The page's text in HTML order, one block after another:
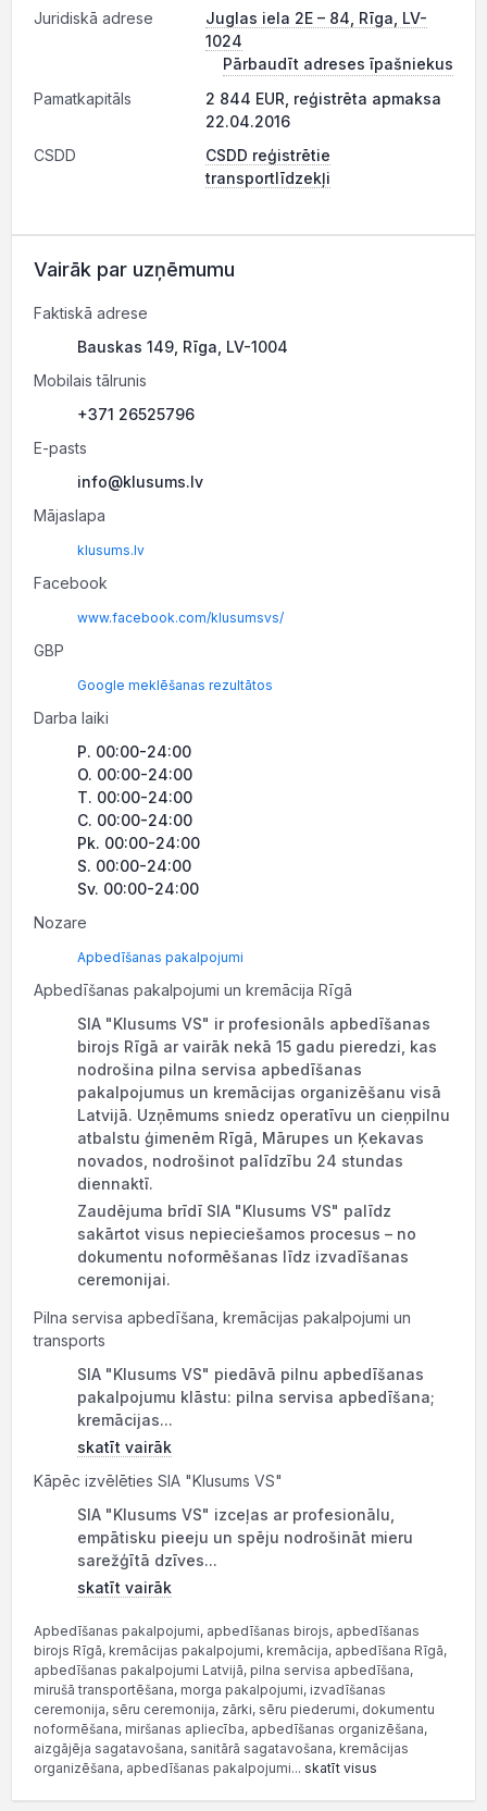
Juridiskā adrese
Juglas iela 2E – 84, Rīga, LV-
1024
Pārbaudīt adreses īpašniekus
Pamatkapitāls
2 844 EUR, reģistrēta apmaksa
22.04.2016
CSDD
CSDD reģistrētie
transportlīdzekļi
Vairāk par uzņēmumu
Faktiskā adrese
Bauskas 149, Rīga, LV-1004
Mobilais tālrunis
+371 26525796
E-pasts
info@klusums.lv
Mājaslapa
klusums.lv
Facebook
www.facebook.com/klusumsvs/
GBP
Google meklēšanas rezultātos
Darba laiki
P. 00:00-24:00
O. 00:00-24:00
T. 00:00-24:00
C. 00:00-24:00
Pk. 00:00-24:00
S. 00:00-24:00
Sv. 00:00-24:00
Nozare
Apbedīšanas pakalpojumi
Apbedīšanas pakalpojumi un kremācija Rīgā
SIA "Klusums VS" ir profesionāls apbedīšanas
birojs Rīgā ar vairāk nekā 15 gadu pieredzi, kas
nodrošina pilna servisa apbedīšanas
pakalpojumus un kremācijas organizēšanu visā
Latvijā. Uzņēmums sniedz operatīvu un cieņpilnu
atbalstu ģimenēm Rīgā, Mārupes un Ķekavas
novados, nodrošinot palīdzību 24 stundas
diennaktī.
Zaudējuma brīdī SIA "Klusums VS" palīdz
sakārtot visus nepieciešamos procesus – no
dokumentu noformēšanas līdz izvadīšanas
ceremonijai.
Pilna servisa apbedīšana, kremācijas pakalpojumi un
transports
SIA "Klusums VS" piedāvā pilnu apbedīšanas
pakalpojumu klāstu: pilna servisa apbedīšana;
kremācijas...
skatīt vairāk
Kāpēc izvēlēties SIA "Klusums VS"
SIA "Klusums VS" izceļas ar profesionālu,
empātisku pieeju un spēju nodrošināt mieru
sarežģītā dzīves...
skatīt vairāk
Apbedīšanas pakalpojumi, apbedīšanas birojs, apbedīšanas
birojs Rīgā, kremācijas pakalpojumi, kremācija, apbedīšana Rīgā,
apbedīšanas pakalpojumi Latvijā, pilna servisa apbedīšana,
mirušā transportēšana, morga pakalpojumi, izvadīšanas
ceremonija, sēru ceremonija, zārki, sēru piederumi, dokumentu
noformēšana, miršanas apliecība, apbedīšanas organizēšana,
aizgājēja sagatavošana, sanitārā sagatavošana, kremācijas
organizēšana, apbedīšanas pakalpojumi... skatīt visus